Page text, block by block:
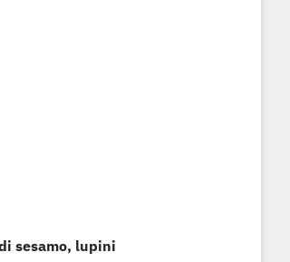
sesamo, lupini